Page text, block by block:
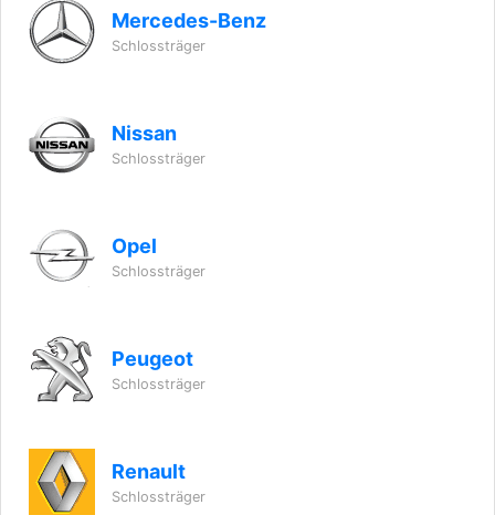
Mercedes-Benz
Schlossträger
Nissan
Schlossträger
Opel
Schlossträger
Peugeot
Schlossträger
Renault
Schlossträger